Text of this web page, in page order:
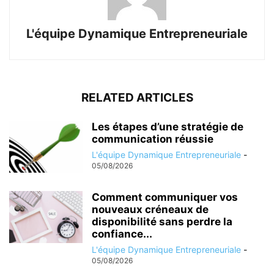
L'équipe Dynamique Entrepreneuriale
RELATED ARTICLES
Les étapes d’une stratégie de
communication réussie
L'équipe Dynamique Entrepreneuriale -
05/08/2026
Comment communiquer vos
nouveaux créneaux de
disponibilité sans perdre la
confiance...
L'équipe Dynamique Entrepreneuriale -
05/08/2026